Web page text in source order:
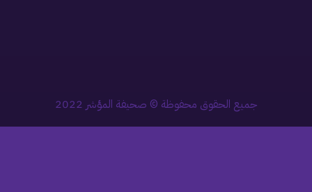
جميع الحقوق محفوظة © صحيفة المؤشر 2022